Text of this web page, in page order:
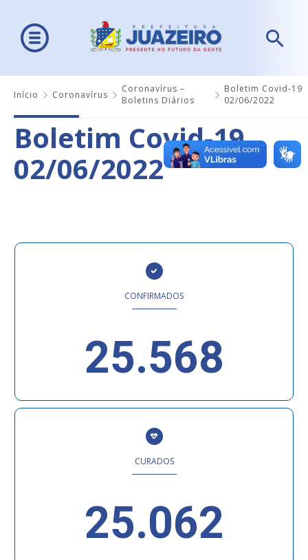
Início Coronavírus
Coronavírus –
Boletins Diários
Boletim Covid-19
02/06/2022
Boletim Covid-19
02/06/2022
CONFIRMADOS
25.568
CURADOS
25.062